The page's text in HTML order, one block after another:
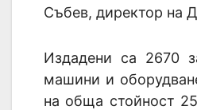
Събев, директор на
Издадени са 2670
машини и
на обща стойност